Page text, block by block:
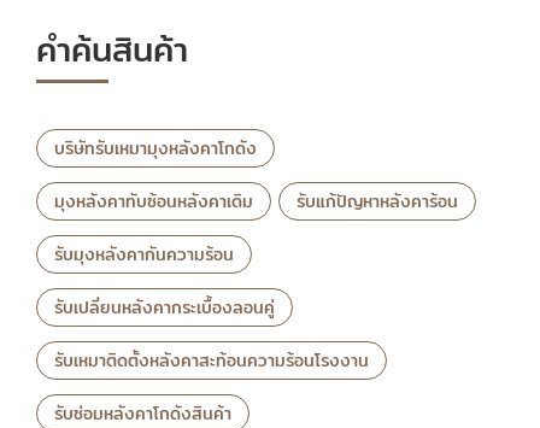
คำค้นสินค้า
บริษัทรับเหมามุงหลังคาโกดัง
มุงหลังคาทับซ้อนหลังคาเดิม
รับแก้ปัญหาหลังคาร้อน
รับมุงหลังคากันความร้อน
รับเปลี่ยนหลังคากระเบื้องลอนคู่
รับเหมาติดตั้งหลังคาสะท้อนความร้อนโรงงาน
รับซ่อมหลังคาโกดังสินค้า